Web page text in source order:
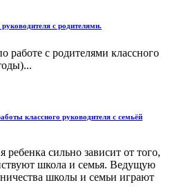
с родителями.
работе с родителями классного
классного руководителя с семьёй
сильно зависит от того,
школа и семья. Ведущую
школы и семьи играют